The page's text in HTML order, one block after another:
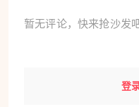
暂无评论，快来抢沙发
登